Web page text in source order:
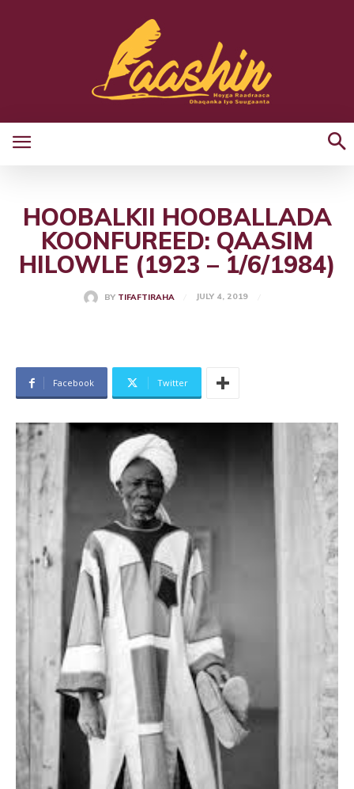
HOOBALKII HOOBALLADA
KOONFUREED: QAASIM
HILOWLE (1923 – 1/6/1984)
BY TIFAFTIRAHA JULY 4, 2019
Facebook Twitter